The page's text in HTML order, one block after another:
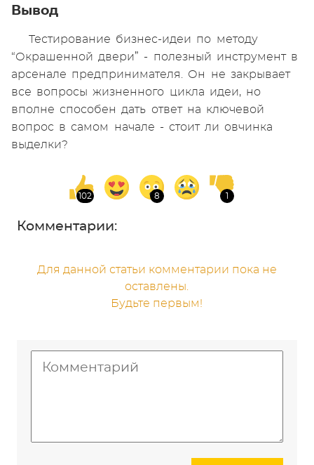
Вывод
Тестирование бизнес-идеи по методу
“Окрашенной двери” - полезный инструмент в
арсенале предпринимателя. Он не закрывает
все вопросы жизненного цикла идеи, но
вполне способен дать ответ на ключевой
вопрос в самом начале - стоит ли овчинка
выделки?
Комментарии:
Для данной статьи комментарии пока не
оставлены.
Будьте первым!